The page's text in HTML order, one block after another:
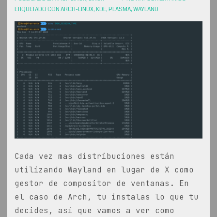
ETIQUETADO CONARCH-LINUX,KDE,PLASMA,WAYLAND
Cada vez mas distribuciones están
utilizando Wayland en lugar de X como
gestor de compositor de ventanas. En
el caso de Arch, tu instalas lo que tu
decides, así que vamos a ver como